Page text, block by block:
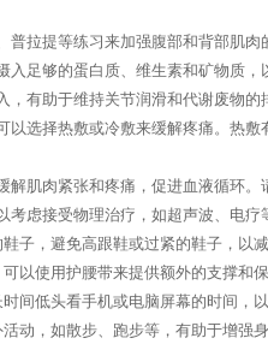
普拉提等练习来加强腹部和背部肌肉
入足够的蛋白质、维生素和矿物质，
，有助于维持关节润滑和代谢废物的
以选择热敷或冷敷来缓解疼痛。热
解肌肉紧张和疼痛，促进血液循环。
考虑接受物理治疗，如超声波、电疗
子，避免高跟鞋或过紧的鞋子，以
以使用护腰带来提供额外的支撑和
间低头看手机或电脑屏幕的时间，
动，如散步、跑步等，有助于增强